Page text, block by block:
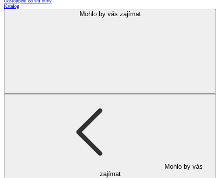
Katalog
Mohlo by vás zajímat
Mohlo by vás
zajímat